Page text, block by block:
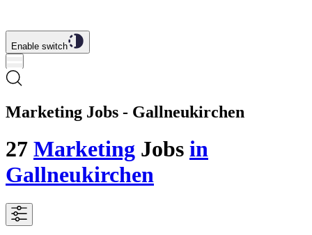
Enable switch
Marketing Jobs - Gallneukirchen
27 Marketing Jobs in
Gallneukirchen